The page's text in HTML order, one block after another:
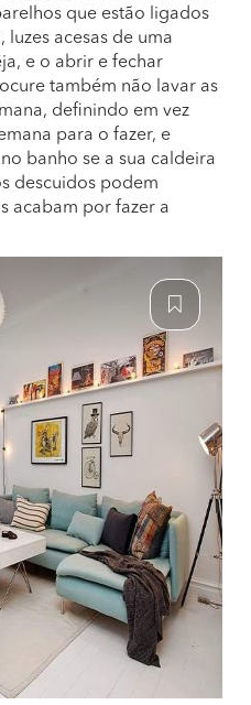
que estão ligados
luzes acesas de uma
e o abrir e fechar
também não lavar as
definindo em vez
para o fazer, e
banho se a sua caldeira
descuidos podem
acabam por fazer a